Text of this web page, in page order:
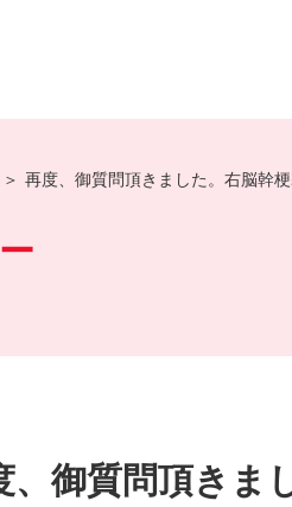
再度、御質問頂きました。右脳幹
、御質問頂き